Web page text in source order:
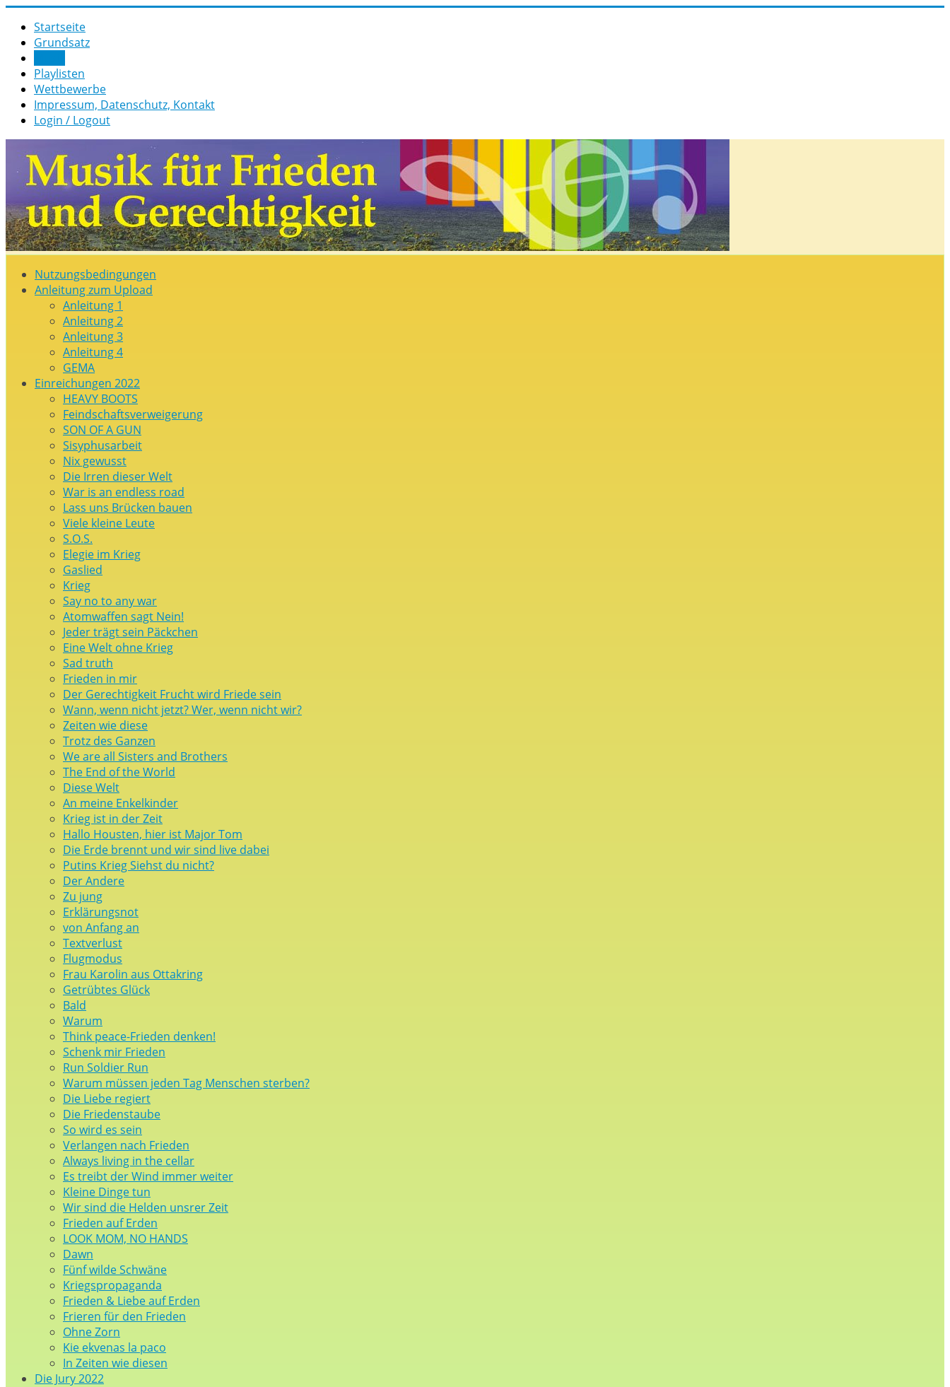
Startseite
Grund­satz­
Playlisten
Wettbewerbe
Impressum, Datenschutz, Kontakt
Login / Logout
Nutz­ungs­­­bedin­g­­ungen
Anleitung zum Upload
Anleitung 1
Anleitung 2
Anleitung 3
Anleitung 4
GEMA
Einreichungen 2022
HEAVY BOOTS
Feindschaftsverweigerung
SON OF A GUN
Sisyphusarbeit
Nix gewusst
Die Irren dieser Welt
War is an endless road
Lass uns Brücken bauen
Viele kleine Leute
S.O.S.
Elegie im Krieg
Gaslied
Krieg
Say no to any war
Atomwaffen sagt Nein!
Jeder trägt sein Päckchen
Eine Welt ohne Krieg
Sad truth
Frieden in mir
Der Gerechtigkeit Frucht wird Friede sein
Wann, wenn nicht jetzt? Wer, wenn nicht wir?
Zeiten wie diese
Trotz des Ganzen
We are all Sisters and Brothers
The End of the World
Diese Welt
An meine Enkelkinder
Krieg ist in der Zeit
Hallo Housten, hier ist Major Tom
Die Erde brennt und wir sind live dabei
Putins Krieg Siehst du nicht?
Der Andere
Zu jung
Erklärungsnot
von Anfang an
Textverlust
Flugmodus
Frau Karolin aus Ottakring
Getrübtes Glück
Bald
Warum
Think peace-Frieden denken!
Schenk mir Frieden
Run Soldier Run
Warum müssen jeden Tag Menschen sterben?
Die Liebe regiert
Die Friedenstaube
So wird es sein
Verlangen nach Frieden
Always living in the cellar
Es treibt der Wind immer weiter
Kleine Dinge tun
Wir sind die Helden unsrer Zeit
Frieden auf Erden
LOOK MOM, NO HANDS
Dawn
Fünf wilde Schwäne
Kriegspropaganda
Frieden & Liebe auf Erden
Frieren für den Frieden
Ohne Zorn
Kie ekvenas la paco
In Zeiten wie diesen
Die Jury 2022